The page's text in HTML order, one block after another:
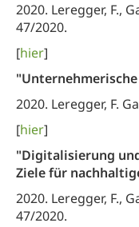
2020. Leregger, F.,
47/2020.
[hier]
2020. Leregger, F.
[hier]
"Digitalisierung
Ziele für
2020. Leregger, F.,
47/2020.